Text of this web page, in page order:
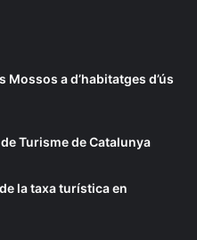
a d’habitatges d’ús
Turisme de Catalunya
la taxa turística en